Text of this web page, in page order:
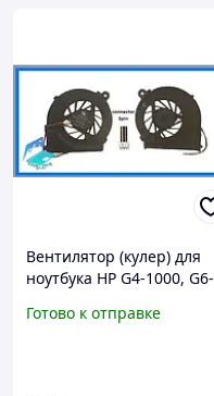
Вентилятор (кулер) для
ноутбука HP G4-1000, G6-
606609-001, 595833-001
Готово к отправке